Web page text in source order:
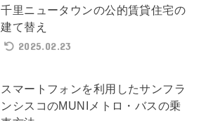
千里ニュータウンの公的賃貸住宅の
建て替え
2025.02.23
スマートフォンを利用したサンフラ
ンシスコのMUNIメトロ・バスの乗